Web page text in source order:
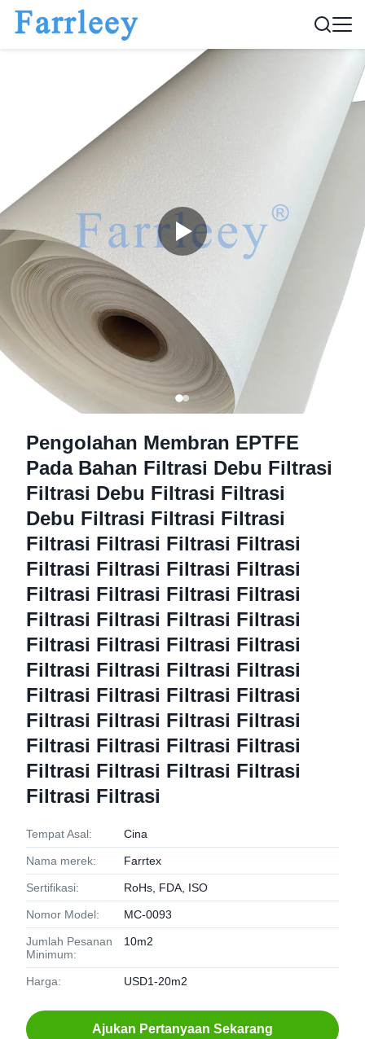
Pengolahan Membran EPTFE
Pada Bahan Filtrasi Debu Filtrasi
Filtrasi Debu Filtrasi Filtrasi
Debu Filtrasi Filtrasi Filtrasi
Filtrasi Filtrasi Filtrasi Filtrasi
Filtrasi Filtrasi Filtrasi Filtrasi
Filtrasi Filtrasi Filtrasi Filtrasi
Filtrasi Filtrasi Filtrasi Filtrasi
Filtrasi Filtrasi Filtrasi Filtrasi
Filtrasi Filtrasi Filtrasi Filtrasi
Filtrasi Filtrasi Filtrasi Filtrasi
Filtrasi Filtrasi Filtrasi Filtrasi
Filtrasi Filtrasi Filtrasi Filtrasi
Filtrasi Filtrasi Filtrasi Filtrasi
Filtrasi Filtrasi
Tempat Asal: Cina
Nama merek: Farrtex
Sertifikasi: RoHs, FDA, ISO
Nomor Model: MC-0093
Jumlah Pesanan
Minimum:
10m2
Harga: USD1-20m2
Ajukan Pertanyaan Sekarang